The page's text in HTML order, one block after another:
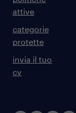
attive
categorie
protette
invia il tuo
cv